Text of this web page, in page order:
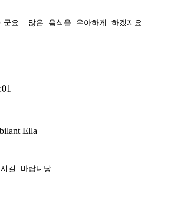
군요  많은 음식을 우아하게 하겠지요
Ella
길 바랍니당